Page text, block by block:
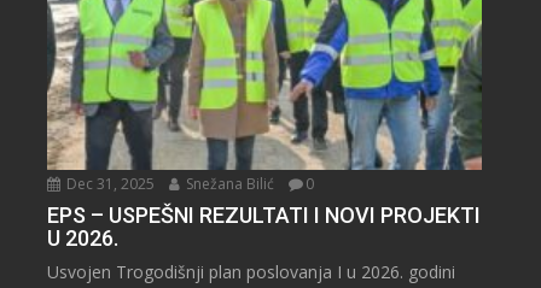
Dec 31, 2025 Snežana Bilić 0
EPS – USPEŠNI REZULTATI I NOVI PROJEKTI
U 2026.
Usvojen Trogodišnji plan poslovanja I u 2026. godini